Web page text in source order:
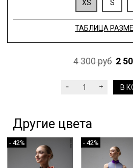
XS S
ТАБЛИЦА
4 300 руб 2
В
Другие цвета
- 42% - 42%